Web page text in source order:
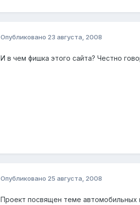
Опубликовано 23 августа, 2008
И в чем фишка этого сайта? Честно
Опубликовано 25 августа, 2008
Проект посвящен теме автомобильных